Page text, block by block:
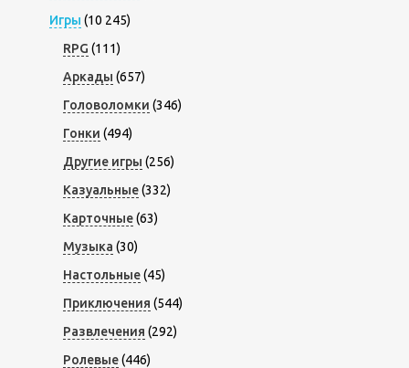
Игры (10 245)
RPG (111)
Аркады (657)
Головоломки (346)
Гонки (494)
Другие игры (256)
Казуальные(332)
Карточные(63)
Музыка (30)
Настольные(45)
Приключения (544)
Развлечения (292)
Ролевые(446)